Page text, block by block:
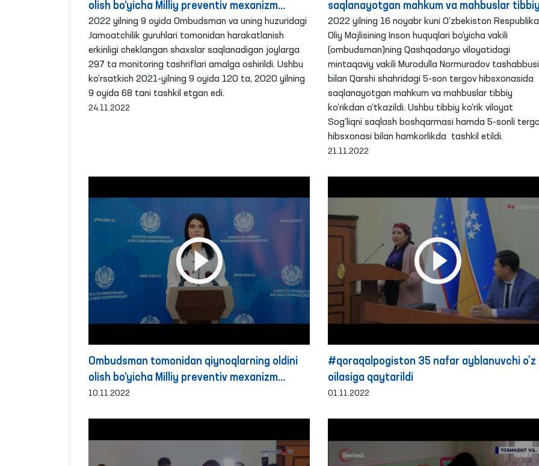
olish bo‘yicha Milliy preventiv mexanizm
doirasida 2022 yilning 9 oyida amalga
oshirilgan monitoring tashriflari bo‘yicha
brifing
2022 yilning 9 oyida Ombudsman va uning huzuridagi
Jamoatchilik guruhlari tomonidan harakatlanish
erkinligi cheklangan shaxslar saqlanadigan joylarga
297 ta monitoring tashriflari amalga oshirildi. Ushbu
ko‘rsatkich 2021-yilning 9 oyida 120 ta, 2020 yilning
9 oyida 68 tani tashkil etgan edi.
24.11.2022
saqlanayotgan mahkum va mahbuslar
ko‘rikdan o‘tkazildi
2022 yilning 16 noyabr kuni O‘zbekiston
Oliy Majlisining Inson huquqlari bo‘yicha vakili
(ombudsman)ning Qashqadaryo viloyatidagi
mintaqaviy vakili Murodulla Normuradov tashabbusi
bilan Qarshi shahridagi 5-son tergov hibsxonasida
saqlanayotgan mahkum va mahbuslar tibbiy
ko‘rikdan o‘tkazildi. Ushbu tibbiy ko‘rik viloyat
Sog‘liqni saqlash boshqarmasi hamda 5-sonli
hibsxonasi bilan hamkorlikda tashkil etildi.
21.11.2022
Ombudsman tomonidan qiynoqlarning oldini
olish bo‘yicha Milliy preventiv mexanizm
doirasida 2022 yilning 9 oyida amalga
10.11.2022
#qoraqalpogiston 35 nafar ayblanuvchi o'z
oilasiga qaytarildi
01.11.2022